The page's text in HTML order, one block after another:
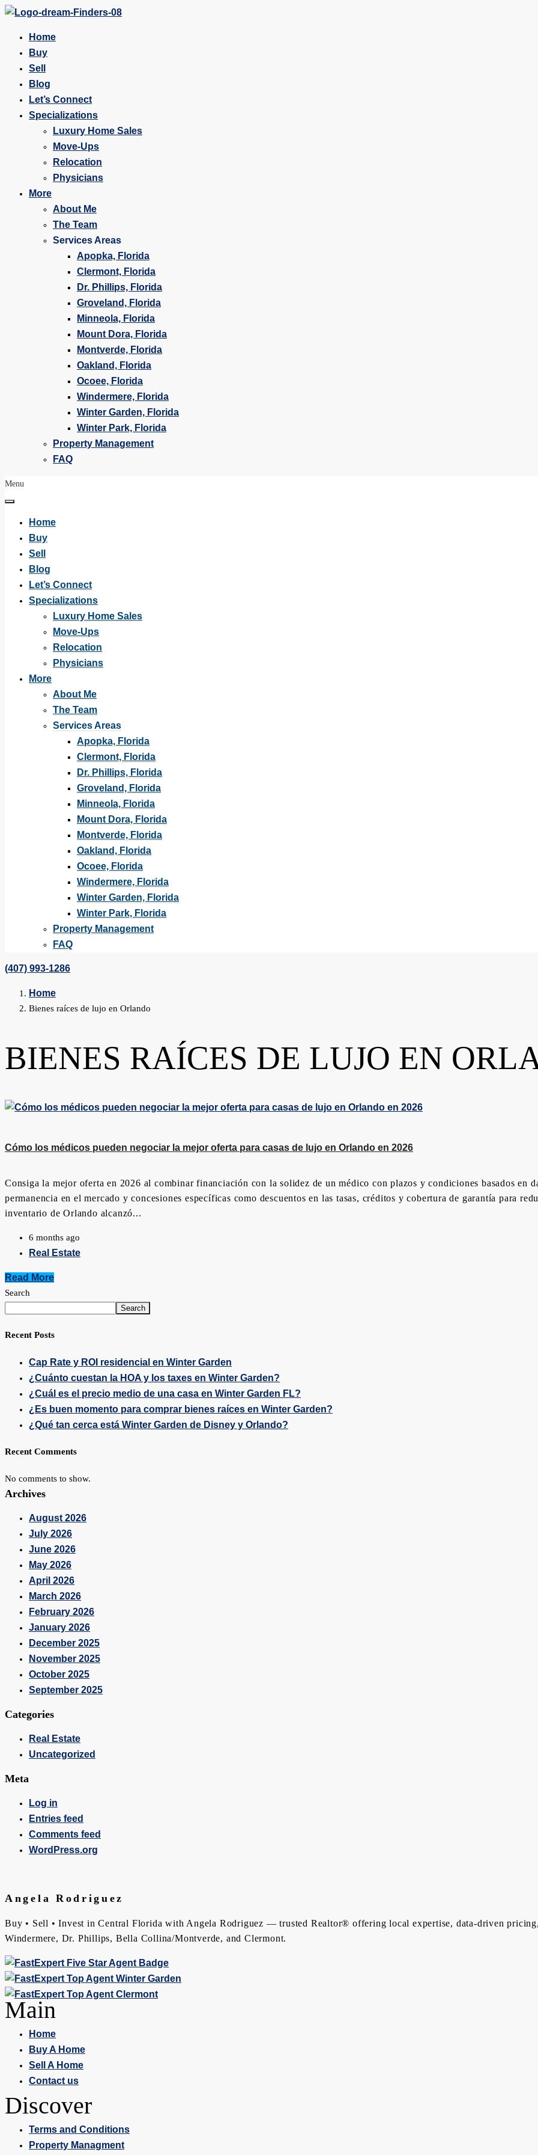
Home
Buy
Sell
Blog
Let’s Connect
Specializations
Luxury Home Sales
Move-Ups
Relocation
Physicians
More
About Me
The Team
Services Areas
Apopka, Florida
Clermont, Florida
Dr. Phillips, Florida
Groveland, Florida
Minneola, Florida
Mount Dora, Florida
Montverde, Florida
Oakland, Florida
Ocoee, Florida
Windermere, Florida
Winter Garden, Florida
Winter Park, Florida
Property Management
FAQ
Menu
Home
Buy
Sell
Blog
Let’s Connect
Specializations
Luxury Home Sales
Move-Ups
Relocation
Physicians
More
About Me
The Team
Services Areas
Apopka, Florida
Clermont, Florida
Dr. Phillips, Florida
Groveland, Florida
Minneola, Florida
Mount Dora, Florida
Montverde, Florida
Oakland, Florida
Ocoee, Florida
Windermere, Florida
Winter Garden, Florida
Winter Park, Florida
Property Management
FAQ
(407) 993-1286
Home
Bienes raíces de lujo en Orlando
BIENES RAÍCES DE LUJO EN
Cómo los médicos pueden negociar la mejor oferta para casas de lujo en Orlando en 2026
Consiga la mejor oferta en 2026 al combinar financiación con la solidez de un médico con plazos y condiciones basados ​​en
permanencia en el mercado y concesiones específicas como descuentos en las tasas, créditos y cobertura de garantía para
inventario de Orlando alcanzó...
6 months ago
Real Estate
Read More
Search
Search
Recent Posts
Cap Rate y ROI residencial en Winter Garden
¿Cuánto cuestan la HOA y los taxes en Winter Garden?
¿Cuál es el precio medio de una casa en Winter Garden FL?
¿Es buen momento para comprar bienes raíces en Winter Garden?
¿Qué tan cerca está Winter Garden de Disney y Orlando?
Recent Comments
No comments to show.
Archives
August 2026
July 2026
June 2026
May 2026
April 2026
March 2026
February 2026
January 2026
December 2025
November 2025
October 2025
September 2025
Categories
Real Estate
Uncategorized
Meta
Log in
Entries feed
Comments feed
WordPress.org
Angela Rodriguez
Buy • Sell • Invest in Central Florida with Angela Rodriguez — trusted Realtor® offering local expertise, data-driven
Windermere, Dr. Phillips, Bella Collina/Montverde, and Clermont.
Main
Home
Buy A Home
Sell A Home
Contact us
Discover
Terms and Conditions
Property Managment